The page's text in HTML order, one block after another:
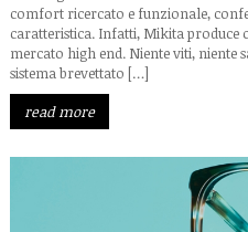
comfort ricercato e funzionale,
caratteristica. Infatti, Mikita produce
mercato high end. Niente viti, niente
sistema brevettato […]
read more